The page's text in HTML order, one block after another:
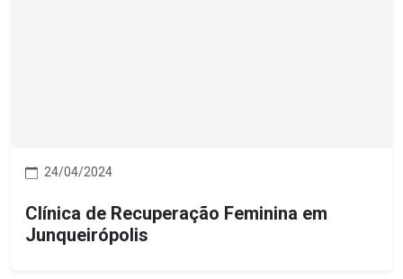
24/04/2024
Clínica de Recuperação Feminina em
Junqueirópolis